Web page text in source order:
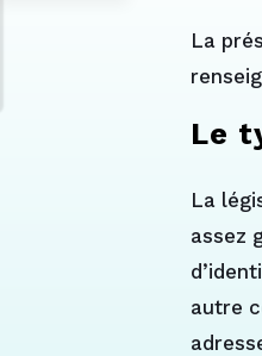
La
Le
La
assez
autre